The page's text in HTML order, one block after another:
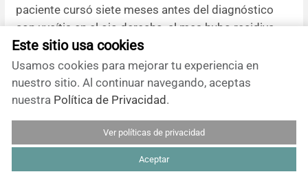
Este sitio usa cookies
Usamos cookies para mejorar tu experiencia en
nuestro sitio. Al continuar navegando, aceptas
nuestra Política de Privacidad.
Ver políticas de privacidad
Aceptar
paciente cursó siete meses antes del diagnóstico
con uveítis en el ojo derecho, al mes hubo recidiva
en ojo izquierdo, siendo este el último episodio
reportado.
Conclusión
Se debe sospechar el diagnóstico de etiologías
menos frecuentes como enfermedad de Behçet en
pacientes con sintomatología y lesiones